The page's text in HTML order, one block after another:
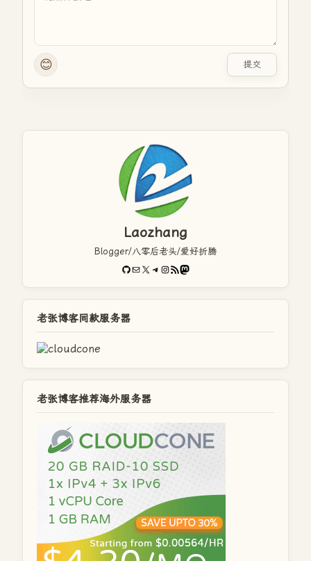
😊 提交
Laozhang
Blogger/八零后老头/爱好折腾
GitHub
电子邮件X Telegram
Instagram
RSS FeedMastodon
老张博客同款服务器
老张博客推荐海外服务器